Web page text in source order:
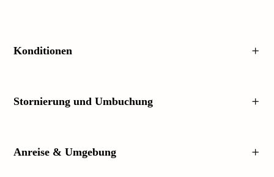
Konditionen
Stornierung und Umbuchung
Anreise & Umgebung